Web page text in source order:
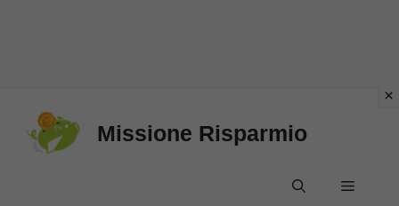
Missione Risparmio
Menu